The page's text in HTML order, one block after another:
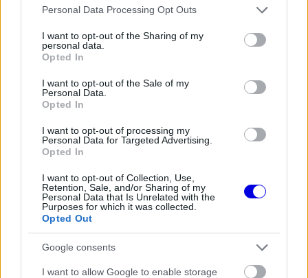
Please note that this website/app uses one or more Google
not limited to your visit or usage behaviour. You may click to
grant or deny consent to Google and its third-party tags to
use your data for below specified purposes in below Google
consent section.
Personal Data Processing Opt Outs
I want to opt-out of the Sharing of my
personal data.
Opted In
I want to opt-out of the Sale of my
Personal Data.
Opted In
I want to opt-out of processing my
Personal Data for Targeted Advertising.
Opted In
I want to opt-out of Collection, Use,
Retention, Sale, and/or Sharing of my
Personal Data that Is Unrelated with the
Purposes for which it was collected.
Opted Out
Google consents
I want to allow Google to enable storage
segítene. Nyers tempó alapján szerintem nehéz
hibája hozta igazán helyzetbe, és saját elmondása
szerint Abu-Dzabiban is valami hasonlóra lesz
szüksége. „Ez a futam is megmutatta, hogy nem
mindig magától értetődő egy nagydíj. Sok minden
előfordulhat. Egy kicsikét tehát most erre is
támaszkodnom kell.”
EZEKET IS AJÁNLJUK